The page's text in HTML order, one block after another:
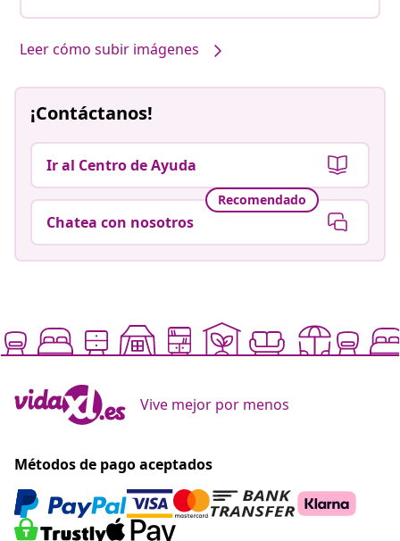
Leer cómo subir imágenes
¡Contáctanos!
Ir al Centro de Ayuda
Recomendado
Chatea con nosotros
Vive mejor por menos
Métodos de pago aceptados